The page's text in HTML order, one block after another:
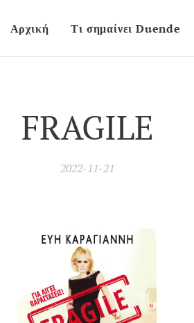
Αρχική Τι σημαίνει Duende
FRAGILE
2022-11-21